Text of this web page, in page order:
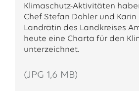
Klimaschutz-Aktivitäten
Chef Stefan Dohler und Karin
Landrätin des Landkreises
heute eine Charta für den
unterzeichnet.
(JPG 1,6 MB)